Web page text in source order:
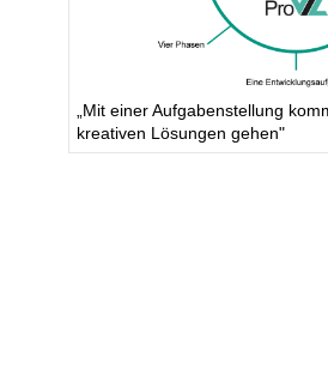
„Mit einer Aufgabenstellung
kreativen Lösungen gehen"